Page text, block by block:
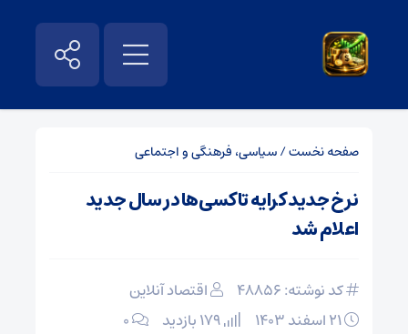
صفحه نخست/سیاسی، فرهنگی و اجتماعی
نرخ جدید کرایه تاکسی‌ها در سال جدید
اعلام شد
کد نوشته: 48856
اقتصاد آنلاین
۰